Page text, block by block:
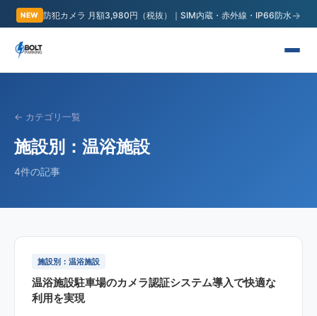
NEW 防犯カメラ 月額3,980円（税抜）｜SIM内蔵・赤外線・IP66防水→
← カテゴリ一覧
施設別：温浴施設
4件の記事
施設別：温浴施設
温浴施設駐車場のカメラ認証システム導入で快適な
利用を実現